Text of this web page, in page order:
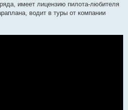
имеет лицензию пилота-любителя
водит в туры от компании